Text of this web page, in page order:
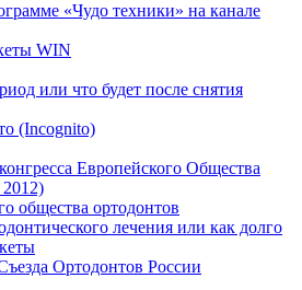
«Чудо техники» на канале
WIN
или что будет после снятия
(Incognito)
Европейского Общества
общества ортодонтов
лечения или как долго
Ортодонтов России